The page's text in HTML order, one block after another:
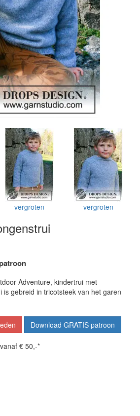
vergroten vergroten
Adventure, kindertrui met
is gebreid in tricotsteek van het garen
Download GRATIS patroon
vanaf € 50,-*